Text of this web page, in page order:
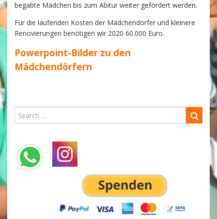
begabte Mädchen bis zum Abitur weiter gefördert werden.
Für die laufenden Kosten der Mädchendörfer und kleinere
Renovierungen benötigen wir 2020 60.000 Euro.
Powerpoint-Bilder zu den
Mädchendörfern